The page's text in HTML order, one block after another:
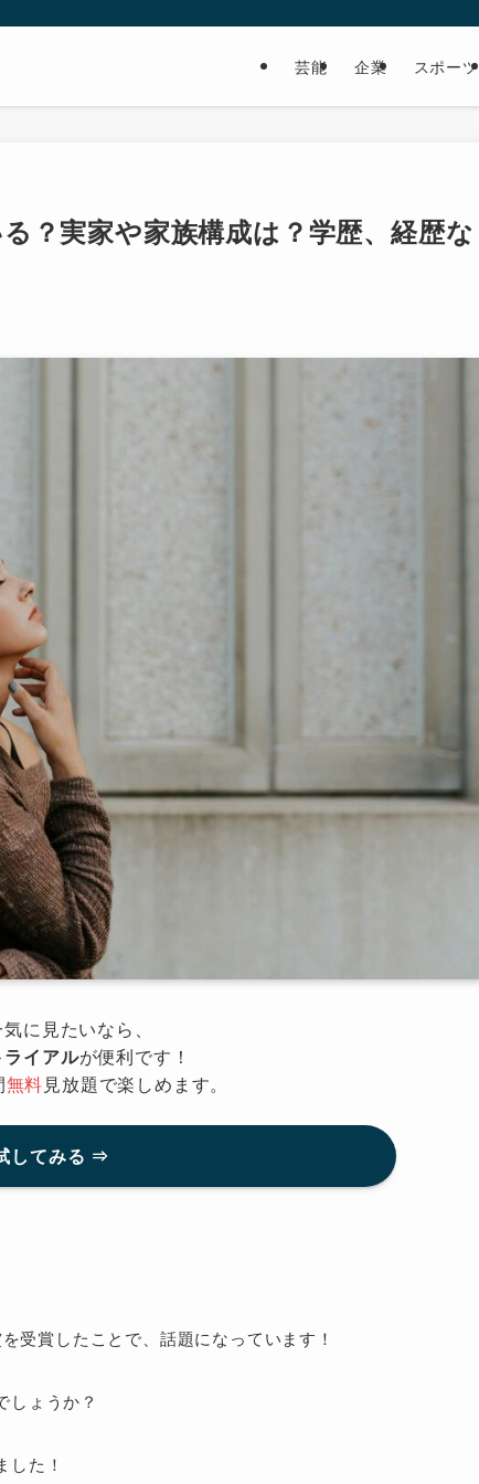
芸能 企業 スポーツ
？実家や家族構成は？学歴、経歴な
に見たいなら、
イアルが便利です！
無料見放題で楽しめます。
してみる ⇒
受賞したことで、話題になっています！
しょうか？
た！